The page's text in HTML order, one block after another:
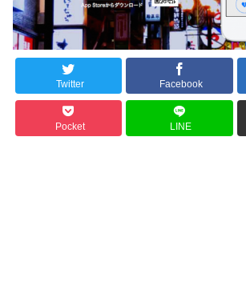
Twitter Facebook
Pocket LINE